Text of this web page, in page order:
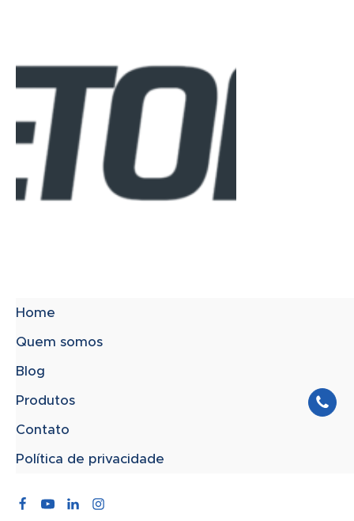
Home
Quem somos
Blog
Produtos
Contato
Política de privacidade